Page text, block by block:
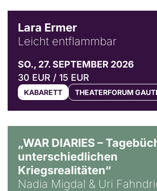
Lara Ermer
Leicht entflammbar
SO., 27. SEPTEMBER 2026
30 EUR / 15 EUR
KABARETT THEATERFORUM
„WAR DIARIES –
unterschiedlichen
Kriegsrealitäten“
Nadia Migdal & Uri